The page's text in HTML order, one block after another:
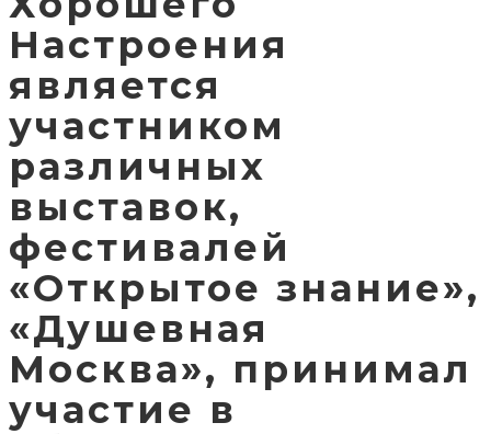
Настроения
является
участником
различных
выставок,
фестивалей
«Открытое знание»,
«Душевная
Москва», принимал
участие в